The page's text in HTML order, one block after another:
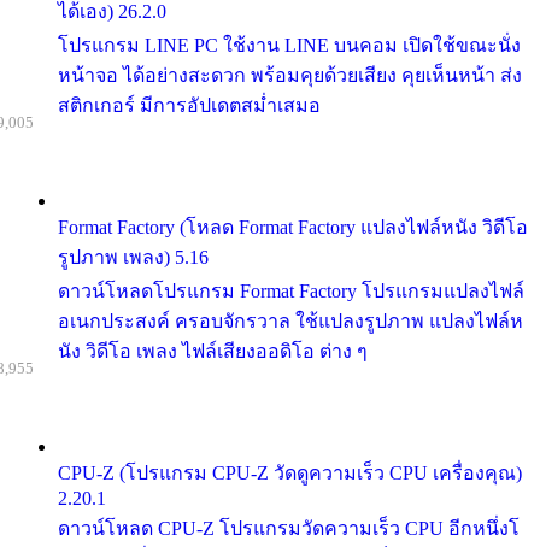
ได้เอง) 26.2.0
โปรแกรม LINE PC ใช้งาน LINE บนคอม เปิดใช้ขณะนั่ง
หน้าจอ ได้อย่างสะดวก พร้อมคุยด้วยเสียง คุยเห็นหน้า ส่ง
สติกเกอร์ มีการอัปเดตสม่ำเสมอ
Format Factory (โหลด Format Factory แปลงไฟล์หนัง วิดีโอ
รูปภาพ เพลง) 5.16
ดาวน์โหลดโปรแกรม Format Factory โปรแกรมแปลงไฟล์
อเนกประสงค์ ครอบจักรวาล ใช้แปลงรูปภาพ แปลงไฟล์ห
นัง วิดีโอ เพลง ไฟล์เสียงออดิโอ ต่าง ๆ
CPU-Z (โปรแกรม CPU-Z วัดดูความเร็ว CPU เครื่องคุณ)
2.20.1
ดาวน์โหลด CPU-Z โปรแกรมวัดความเร็ว CPU อีกหนึ่งโ